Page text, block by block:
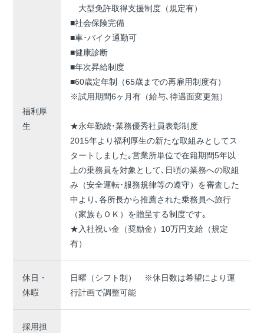
福利厚
生
大型免許取得支援制度（規定有）
■社会保険完備
■車･バイク通勤可
■健康診断
■年次昇給制度
■60歳定年制（65歳までの再雇用制度有）
※試用期間6ヶ月有（給与､待遇面変更無）
★永年勤続･業務優秀社員表彰制度
2015年より福利厚生の新たな取組みとしてス
タートしました｡営業所単位で在籍期間5年以
上の乗務員を対象として､日頃の業務への取組
み（安全運転･服務規律等の遵守）を審査した
中より､各所長から推薦された乗務員へ旅行
（家族もＯＫ）を贈呈する制度です｡
★入社祝い金（奨励金）10万円支給（規定
有）
休日・
休暇
日曜（シフト制） ※休日数は希望により運
行計画で調整可能
採用担